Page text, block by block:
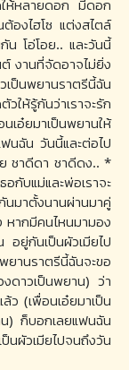
ห้หลายดอก มีดอก
องไฮโซ แต่งสไตล์
น โอ่โอย.. และวันนี้
ต์ งานที่จัดอาจไม่ยิ่ง
เป็นพยานราตรีนี้ฉัน
ให้รู้กันว่าเราจะรัก
อ๋ยมาเป็นพยานให้
นฉัน วันนี้และต่อไป
ย ชาดีดา ชาดีดง.. *
บแม่และพ่อเราจะ
นมาตั้งนานผ่านมาคู่
หากมีคนไหนมามอง
อยู่กันเป็นผัวเมียไป
ยานราตรีนี้ฉันจะขอ
งดาวเป็นพยาน) ว่า
ว (เพื่อนเอ๋ยมาเป็น
) ก็บอกเลยแฟนฉัน
นผัวเมียไปจนถึงวัน